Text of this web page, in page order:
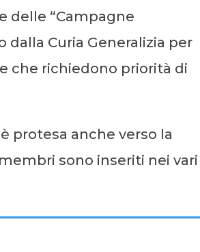
delle “Campagne
dalla Curia Generalizia per
che richiedono priorità di
protesa anche verso la
sono inseriti nei vari